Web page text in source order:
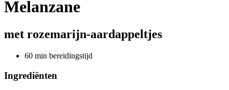
Melanzane
met rozemarijn-aardappeltjes
60 min bereidingstijd
Ingrediënten